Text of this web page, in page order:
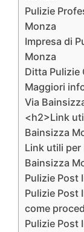
Pulizie
Monza
Impresa di
Monza
Ditta Pulizie
Maggiori
Via
<h2>Link
Bainsizza
Link utili per
Bainsizza
Pulizie Post
Pulizie Post
come
Pulizie Post